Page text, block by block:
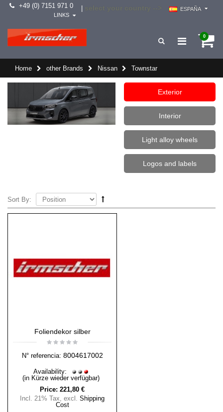
+49 (0) 7151 971 0
ESPAÑA
LINKS
0
Home other Brands Nissan Townstar
Exterior
Interior
Light alloy wheels
Logos and labels
Sort By:
Foliendekor silber
N° referencia: 8004617002
Availability:
(in Kürze wieder verfügbar)
Price: 221,80 €
Incl. 21% Tax, excl. Shipping
Cost